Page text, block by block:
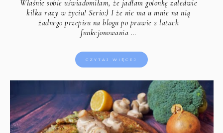
Właśnie sobie uświadomiłam, że jadłam golonkę zaledwie
kilka razy w życiu! Serio:) I że nie ma u mnie na nią
żadnego przepisu na blogu po prawie 2 latach
funkcjonowania …
CZYTAJ WIĘCEJ